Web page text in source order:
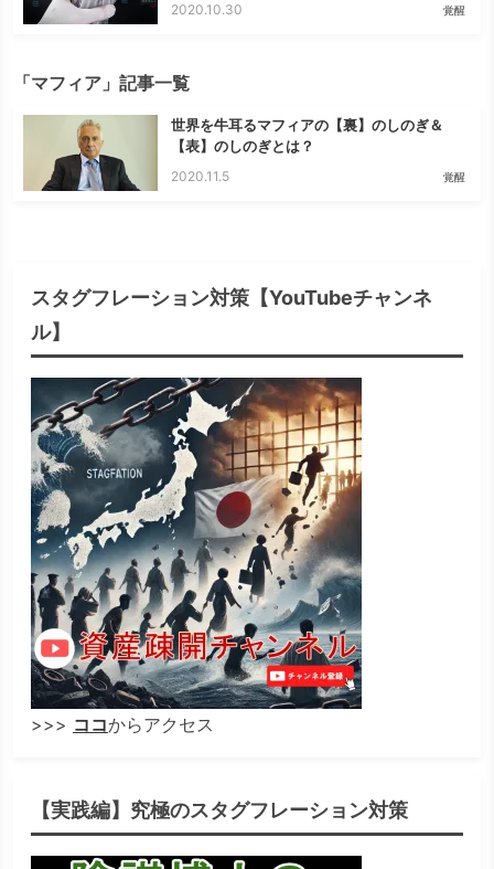
2020.10.30 覚醒
「マフィア」記事一覧
世界を牛耳るマフィアの【裏】のしのぎ＆
【表】のしのぎとは？
2020.11.5 覚醒
スタグフレーション対策【YouTubeチャンネ
ル】
>>> ココからアクセス
【実践編】究極のスタグフレーション対策